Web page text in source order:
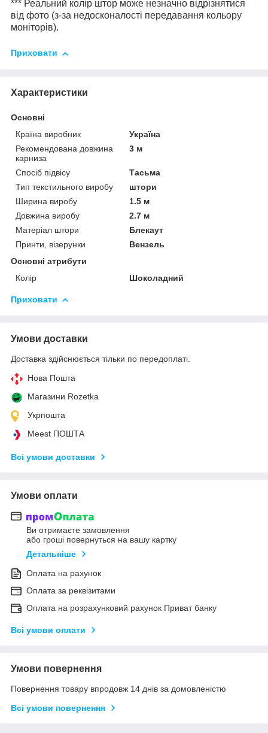
*** Реальний колір штор може незначно відрізнятися
від фото (з-за недосконалості передавання кольору
моніторів).
Приховати
Характеристики
Основні
Країна виробник
Україна
Рекомендована довжина
карниза
3 м
Спосіб підвісу
Тасьма
Тип текстильного виробу
штори
Ширина виробу
1.5 м
Довжина виробу
2.7 м
Матеріал штори
Блекаут
Принти, візерунки
Вензель
Основні атрибути
Колір
Шоколадний
Приховати
Умови доставки
Доставка здійснюється тільки по передоплаті.
Нова Пошта
Магазини Rozetka
Укрпошта
Meest ПОШТА
Всі умови доставки
Умови оплати
Ви отримаєте замовлення
або гроші повернуться на вашу картку
Детальніше
Оплата на рахунок
Оплата за реквізитами
Оплата на розрахунковий рахунок Приват банку
Всі умови оплати
Умови повернення
Повернення товару впродовж 14 днів за домовленістю
Всі умови повернення